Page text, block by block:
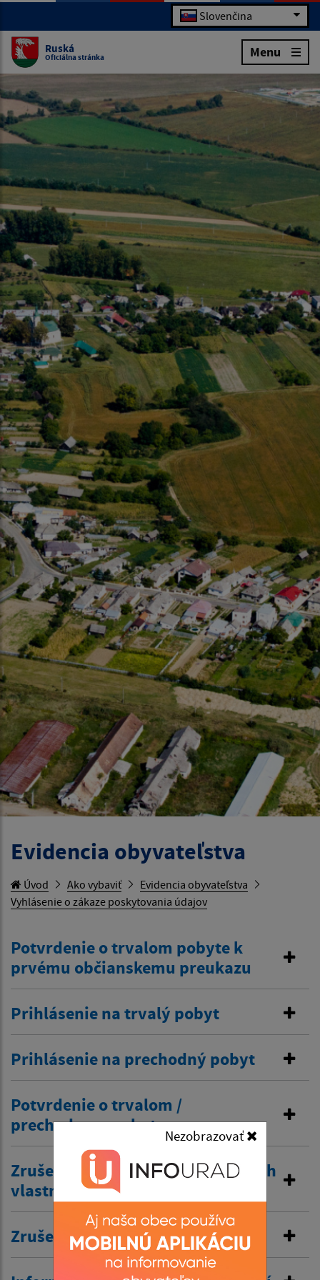
Nezobrazovať
Slovenčina
Ruská
Oficiálna stránka Menu
Evidencia obyvateľstva
Úvod Ako vybaviť
Evidencia obyvateľstva
Vyhlásenie o zákaze poskytovania údajov
Potvrdenie o trvalom pobyte k
prvému občianskemu preukazu
Prihlásenie na trvalý pobyt
Prihlásenie na prechodný pobyt
Potvrdenie o trvalom /
prechodnom pobyte
Zrušenie trvalého pobytu na návrh
vlastníka budovy
Zrušenie prechodného pobytu